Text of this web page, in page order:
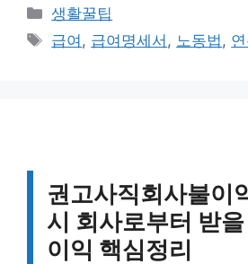
카
테
생활꿀팁
태
급여 , 급여명세서 , 노동법,
권고사직회사불이
시 회사로부터 받
이익 핵심정리